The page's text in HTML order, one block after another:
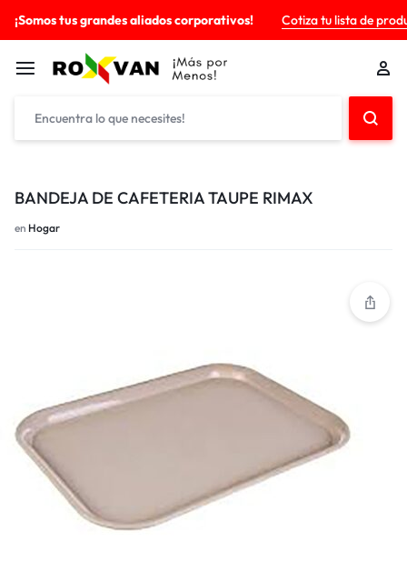
¡Somos tus grandes aliados corporativos! Cotiza tu lista de
BANDEJA DE CAFETERIA TAUPE RIMAX
en Hogar